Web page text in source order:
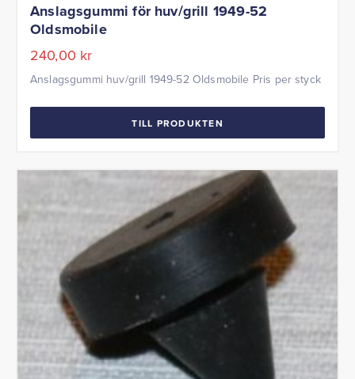
Anslagsgummi för huv/grill 1949-52
Oldsmobile
240,00 kr
Anslagsgummi huv/grill 1949-52 Oldsmobile Pris per styck
TILL PRODUKTEN